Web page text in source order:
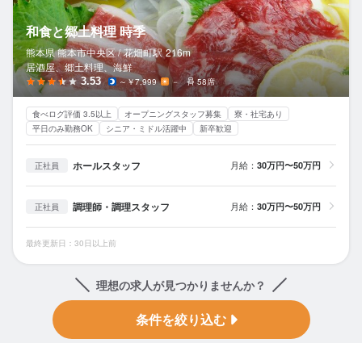
和食と郷土料理 時季
熊本県 熊本市中央区 / 花畑町駅 216m
居酒屋、郷土料理、海鮮
3.53 ～￥7,999 － 58席
食べログ評価 3.5以上 オープニングスタッフ募集
寮・社宅あり
平日のみ勤務OK
シニア・ミドル活躍中 新卒歓迎
正社員 ホールスタッフ 月給： 30万円〜50万円
正社員 調理師・調理スタッフ 月給： 30万円〜50万円
最終更新日：30日以上前
理想の求人が見つかりませんか？
条件を絞り込む